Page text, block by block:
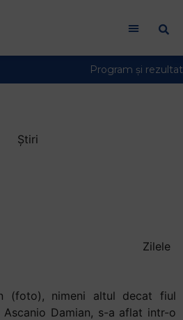
Știri
Zilele
(foto), nimeni altul decat fiul
Damian, s-a aflat intr-o